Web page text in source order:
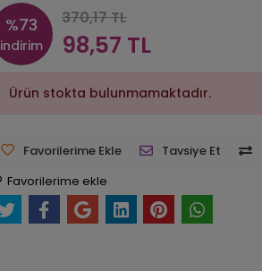
%73
indirim
370,17 TL
98,57 TL
Ürün stokta bulunmamaktadır.
Favorilerime Ekle Tavsiye Et
Favorilerime ekle